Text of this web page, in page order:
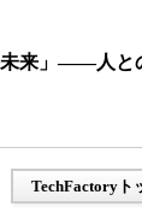
来」――人と
TechFactoryト